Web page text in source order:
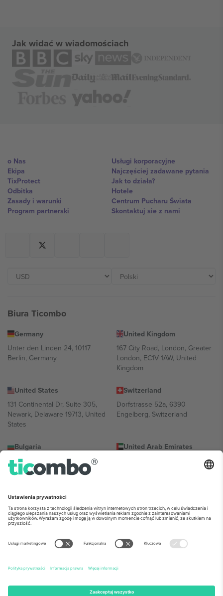
Jak widać w wiadomościach
o Nas
Ekipa
TixProtect
Odbitka
Zasady i warunki
Program partnerski
Usługi korporacyjne
Najczęściej zadawane pytania
Jak to działa?
Hotele
Centrum Pucharu Świata
Skontaktuj sie z nami
Biura Ticombo
Germany
Unter den Linden 24, 10117
Berlin, Germany
United Kingdom
167 City Road, London, Greater
London, EC1V 1AW, United
Kingdom
United States
131 Continental Dr, Suite 305,
Newark, Delaware 19713, United
States
Switzerland
Dorfstrasse 52a, 6390
Engelberg, Switzerland
Bulgaria
Regus Sofia City West, bul
Totleben 53-55, 1606 Sofia,
United Arab Emirates
UAE Dubai Silicon Oasis, DDP
Building A1, Office 302, Dubai,
Mexico
Av Chapultepec 360, Roma
Norte, Cuauhtémoc, 06700
Ciudad de México, CDMX,
Mexico
Podmiot prawny dostawcy platformy może się różnić w zależności
informacje, sprawdź stronę konkretnego wydarzenia, stopkę i